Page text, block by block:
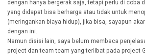
dengan hanya bergerak saja, tetapi perlu di coba
yang didapat bisa berharga atau tidak untuk
(meringankan biaya hidup), jika bisa, sayapun
dengan ini.
Namun disisi lain, saya belum membaca
project dan team team yang terlibat pada project